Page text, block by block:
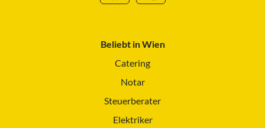
Beliebt in Wien
Catering
Notar
Steuerberater
Elektriker